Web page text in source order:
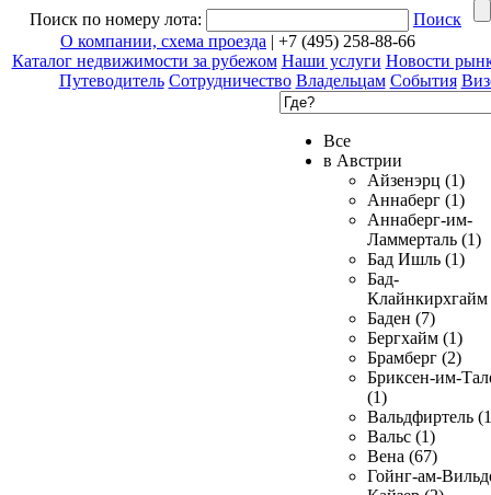
Поиск по номеру лота:
Поиск
О компании, схема проезда | +7 (495) 258-88-66
Каталог недвижимости за рубежом Наши услуги Новости
Путеводитель Сотрудничество Владельцам События
Все
в Австрии
Айзенэрц (1)
Аннаберг (1)
Аннаберг-им-
Ламмерталь (1)
Бад Ишль (1)
Бад-
Клайнкирхгайм
Баден (7)
Бергхайм (1)
Брамберг (2)
Бриксен-им-
(1)
Вальдфиртель
Вальс (1)
Вена (67)
Гойнг-ам-